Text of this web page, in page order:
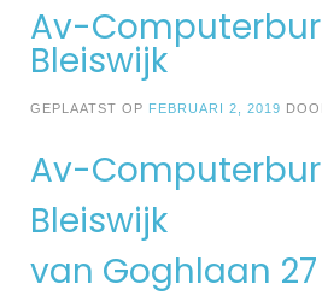
Av-
Bleiswijk
GEPLAATST OP FEBRUARI 2, 2019
Av-
Bleiswijk
van Goghlaan 27